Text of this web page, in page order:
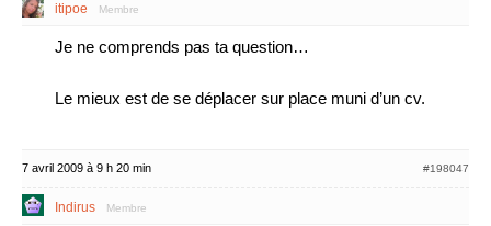
itipoe Membre
Je ne comprends pas ta question…
Le mieux est de se déplacer sur place muni d’un cv.
7 avril 2009 à 9 h 20 min #198047
Indirus Membre